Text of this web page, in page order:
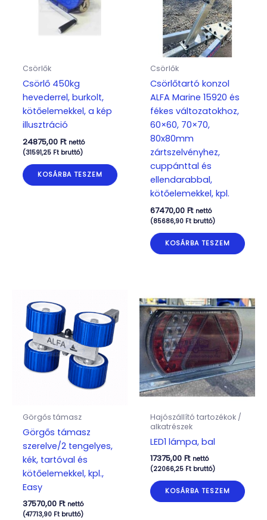
Csörlők
Csörlő 450kg
hevederrel, burkolt,
kötőelemekkel, a kép
illusztráció
24875,00 Ft nettó
(31591,25 Ftbruttó)
KOSÁRBA TESZEM
Csörlők
Csörlőtartó konzol
ALFA Marine 15920 és
fékes változatokhoz,
60×60, 70×70,
80x80mm
zártszelvényhez,
cuppánttal és
ellendarabbal,
kötőelemekkel, kpl.
67470,00 Ft nettó
(85686,90 Ftbruttó)
KOSÁRBA TESZEM
Görgős támasz
Görgős támasz
szerelve/2 tengelyes,
kék, tartóval és
kötőelemekkel, kpl.,
Easy
37570,00 Ft nettó
(47713,90 Ftbruttó)
Hajószállító tartozékok /
alkatrészek
LED1 lámpa, bal
17375,00 Ft nettó
(22066,25 Ftbruttó)
KOSÁRBA TESZEM